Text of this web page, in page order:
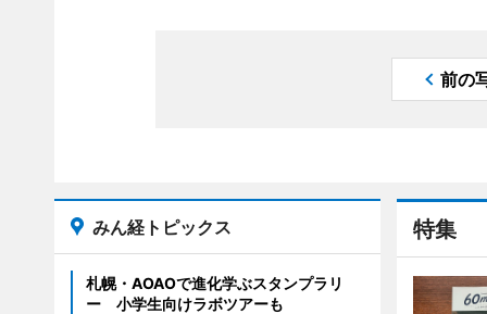
前の
特集
みん経トピックス
札幌・AOAOで進化学ぶスタンプラリ
ー 小学生向けラボツアーも